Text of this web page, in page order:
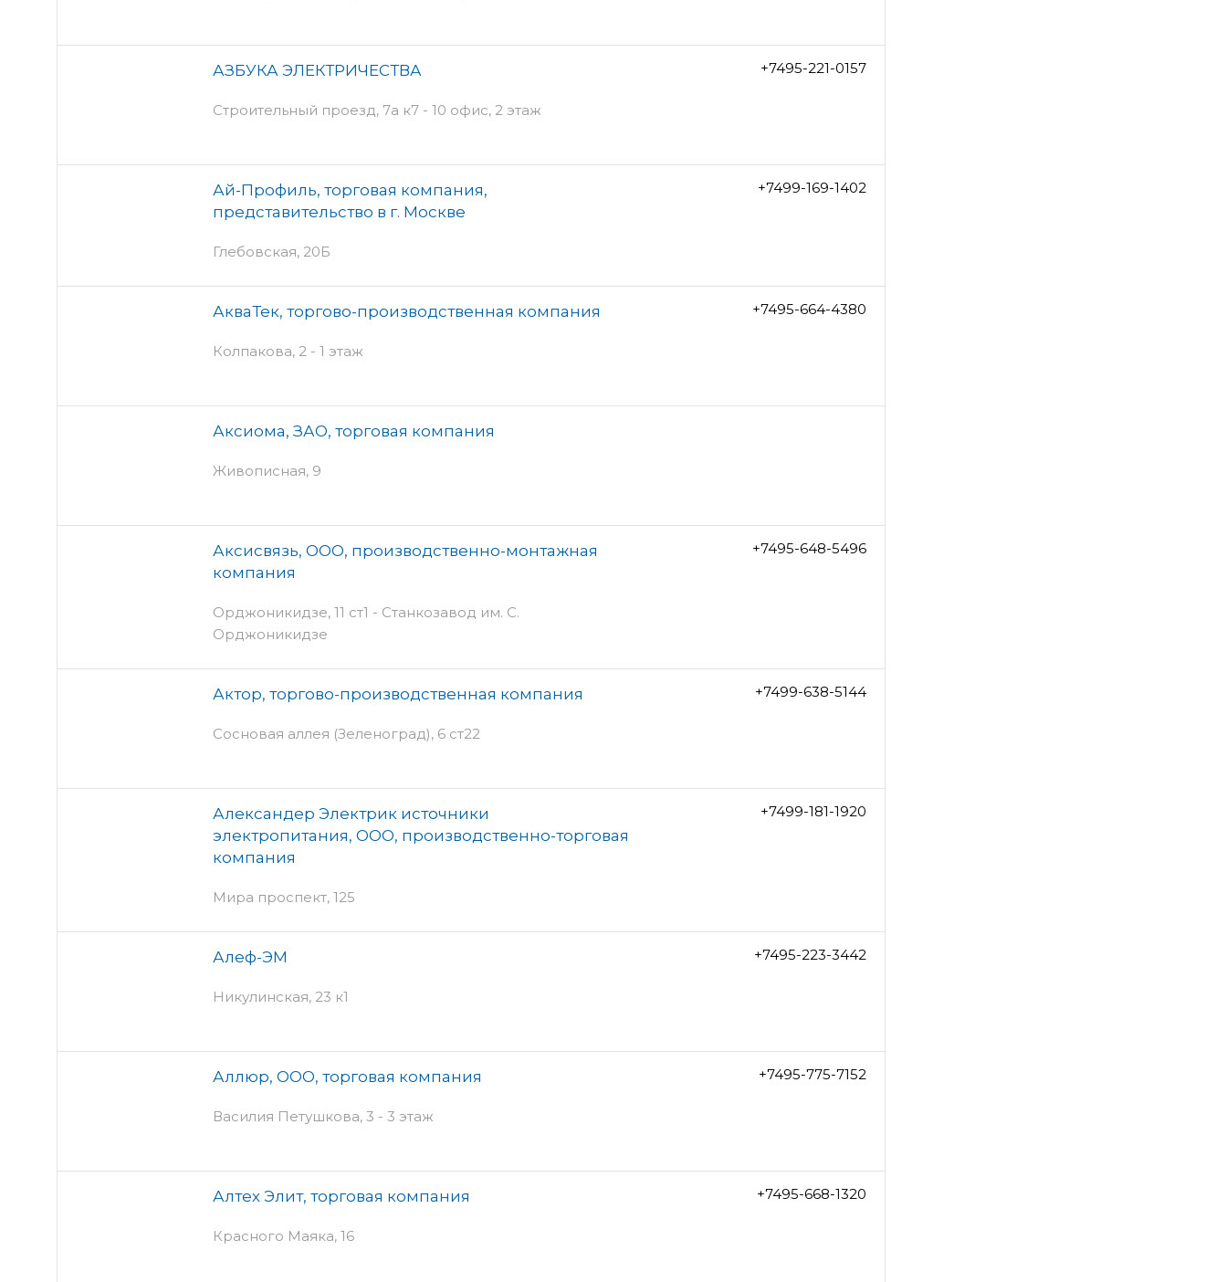
АЗБУКА ЭЛЕКТРИЧЕСТВА
Строительный проезд, 7а к7 - 10 офис, 2 этаж
+7495-221-0157
Ай-Профиль, торговая компания,
представительство в г. Москве
Глебовская, 20Б
+7499-169-1402
АкваТек, торгово-производственная компания
Колпакова, 2 - 1 этаж
+7495-664-4380
Аксиома, ЗАО, торговая компания
Живописная, 9
Аксисвязь, ООО, производственно-монтажная
компания
Орджоникидзе, 11 ст1 - Станкозавод им. С.
Орджоникидзе
+7495-648-5496
Актор, торгово-производственная компания
Сосновая аллея (Зеленоград), 6 ст22
+7499-638-5144
Александер Электрик источники
электропитания, ООО, производственно-торговая
компания
Мира проспект, 125
+7499-181-1920
Алеф-ЭМ
Никулинская, 23 к1
+7495-223-3442
Аллюр, ООО, торговая компания
Василия Петушкова, 3 - 3 этаж
+7495-775-7152
Алтех Элит, торговая компания
Красного Маяка, 16
+7495-668-1320